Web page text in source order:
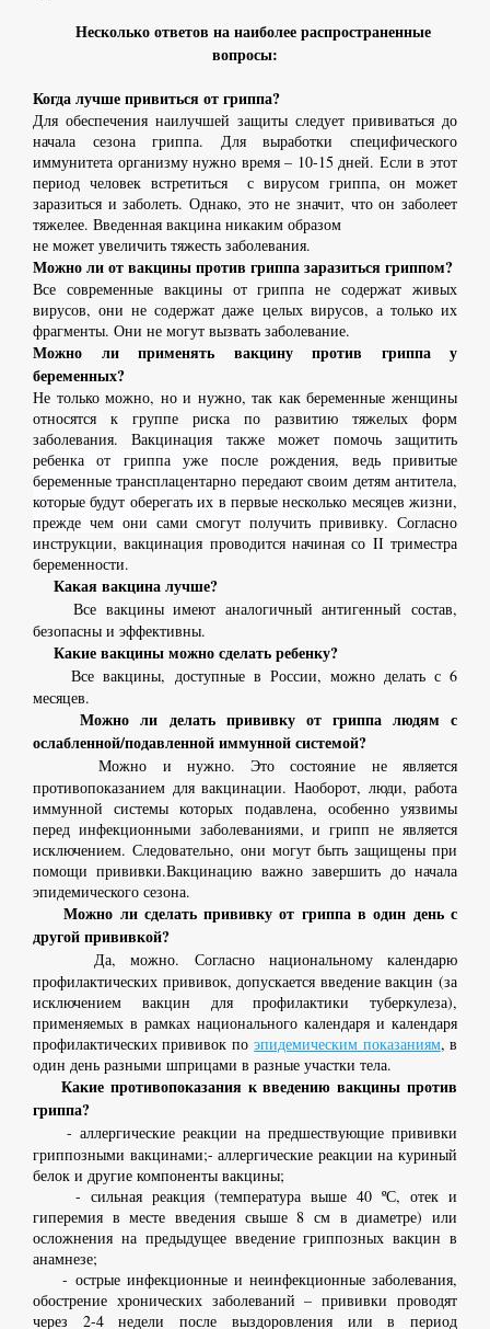
Несколько ответов на наиболее распространенные
вопросы:
Когда лучше привиться от гриппа?
Для обеспечения наилучшей защиты следует прививаться до
начала сезона гриппа. Для выработки специфического
иммунитета организму нужно время – 10-15 дней. Если в этот
период человек встретиться с вирусом гриппа, он может
заразиться и заболеть. Однако, это не значит, что он заболеет
тяжелее. Введенная вакцина никаким образом
не может увеличить тяжесть заболевания.
Можно ли от вакцины против гриппа заразиться гриппом?
Все современные вакцины от гриппа не содержат живых
вирусов, они не содержат даже целых вирусов, а только их
фрагменты. Они не могут вызвать заболевание.
Можно ли применять вакцину против гриппа у
беременных?
Не только можно, но и нужно, так как беременные женщины
относятся к группе риска по развитию тяжелых форм
заболевания.Вакцинация также может помочь защитить
ребенка от гриппа уже после рождения, ведь привитые
беременные трансплацентарно передают своим детям антитела,
которые будут оберегать их в первые несколько месяцев жизни,
прежде чем они сами смогут получить прививку. Согласно
инструкции, вакцинация проводится начиная со II триместра
беременности.
Какая вакцина лучше?
Все вакцины имеют аналогичный антигенный состав,
безопасны и эффективны.
Какие вакцины можно сделать ребенку?
Все вакцины, доступные в России, можно делать с 6
месяцев.
Можно ли делать прививку от гриппа людям с
ослабленной/подавленной иммунной системой?
Можно и нужно. Это состояние не является
противопоказанием для вакцинации. Наоборот, люди, работа
иммунной системы которых подавлена, особенно уязвимы
перед инфекционными заболеваниями, и грипп не является
исключением. Следовательно, они могут быть защищены при
помощи прививки.Вакцинацию важно завершить до начала
эпидемического сезона.
Можно ли сделать прививку от гриппа в один день с
другой прививкой?
Да, можно. Согласно национальному календарю
профилактических прививок, допускается введение вакцин (за
исключением вакцин для профилактики туберкулеза),
применяемых в рамках национального календаря и календаря
профилактических прививок поэпидемическим показаниям, в
один день разными шприцами в разные участки тела.
Какие противопоказания к введению вакцины против
гриппа?
- аллергические реакции на предшествующие прививки
гриппозными вакцинами;- аллергические реакции на куриный
белок и другие компоненты вакцины;
- сильная реакция (температура выше 40 ºС, отек и
гиперемия в месте введения свыше 8 см в диаметре) или
осложнения на предыдущее введение гриппозных вакцин в
анамнезе;
- острые инфекционные и неинфекционные заболевания,
обострение хронических заболеваний – прививки проводят
через 2-4 недели после выздоровления или в период